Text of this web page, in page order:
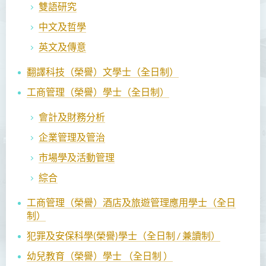
雙語研究
中文及哲學
英文及傳意
翻譯科技（榮譽）文學士 （全日制）
工商管理（榮譽）學士 （全日制）
會計及財務分析
企業管理及管治
市場學及活動管理
綜合
工商管理（榮譽）酒店及旅遊管理應用學士（全日
制）
犯罪及安保科學(榮譽)學士（全日制 / 兼讀制）
幼兒教育（榮譽）學士 （全日制 ）